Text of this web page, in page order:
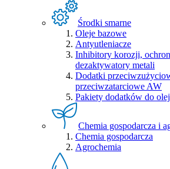
Środki smarne
Oleje bazowe
Antyutleniacze
Inhibitory korozji,
dezaktywatory metali
Dodatki
przeciwzatarciowe AW
Pakiety dodatków do
Chemia gospodarcza i
Chemia gospodarcza
Agrochemia